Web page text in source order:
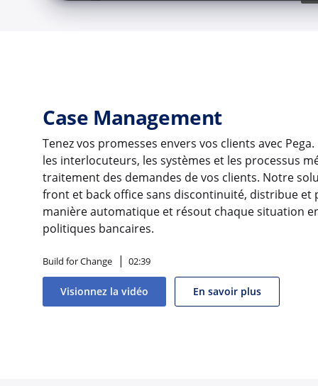
Case Management
Tenez vos promesses envers vos clients avec
les interlocuteurs, les systèmes et les processus
traitement des demandes de vos clients. Notre
front et back office sans discontinuité, distribue et
manière automatique et résout chaque situation
politiques bancaires.
Build for Change 02:39
Visionnez la vidéo En savoir plus